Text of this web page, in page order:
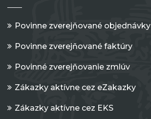
Povinne zverejňované objednávky
Povinne zverejňované faktúry
Povinné zverejňovanie zmlúv
Zákazky aktívne cez eZakazky
Zákazky aktívne cez EKS